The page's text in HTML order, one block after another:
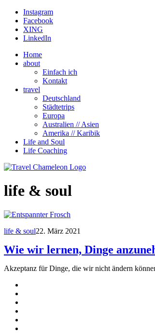
Instagram
Facebook
XING
LinkedIn
Home
about
Einfach ich
Kontakt
travel
Deutschland
Städtetrips
Europa
Australien // Asien
Amerika // Karibik
Life and Soul
Life Coaching
life & soul
life & soul22. März 2021
Wie wir lernen, Dinge
Akzeptanz für Dinge, die wir nicht ändern